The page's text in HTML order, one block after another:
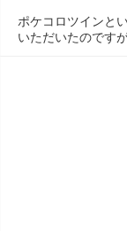
ポケコロツインと
いただいたのです